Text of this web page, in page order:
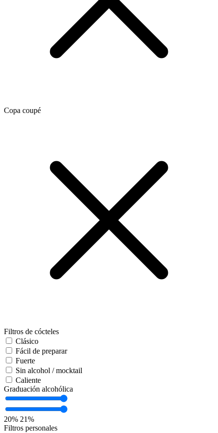
Copa coupé
Filtros de cócteles
Clásico
Fácil de preparar
Fuerte
Sin alcohol / mocktail
Caliente
Graduación alcohólica
20% 21%
Filtros personales